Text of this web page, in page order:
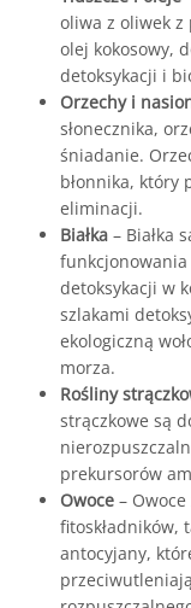
oliwa z oliwek z
olej kokosowy,
detoksykacji i
Orzechy i
słonecznika,
śniadanie.
błonnika, który
eliminacji.
Białka – Białka
funkcjonowania
detoksykacji w
szlakami
ekologiczną
morza.
Rośliny
strączkowe są
prekursorów
Owoce –
fitoskładników,
antocyjany,